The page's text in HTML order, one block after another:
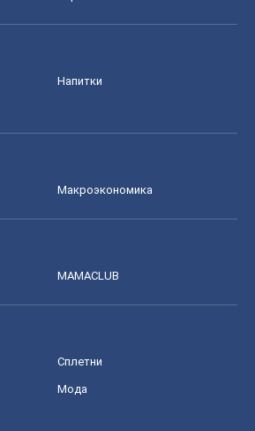
Напитки
Mакроэкономика
MAMACLUB
Сплетни
Мода